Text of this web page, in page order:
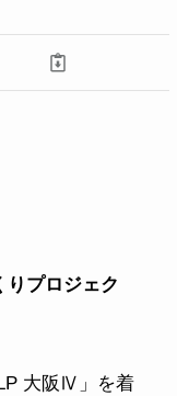
プロジェク
大阪Ⅳ」を着